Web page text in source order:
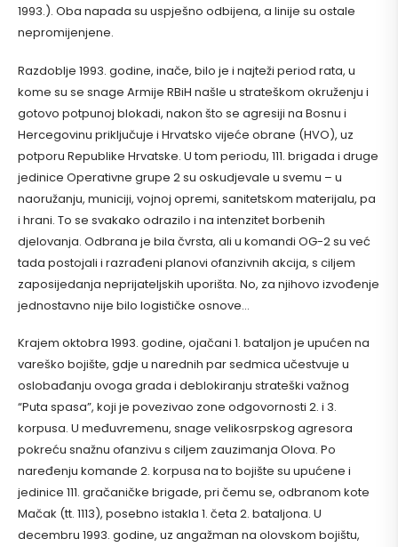
1993.). Oba napada su uspješno odbijena, a linije su ostale
nepromijenjene.
Razdoblje 1993. godine, inače, bilo je i najteži period rata, u
kome su se snage Armije RBiH našle u strateškom okruženju i
gotovo potpunoj blokadi, nakon što se agresiji na Bosnu i
Hercegovinu priključuje i Hrvatsko vijeće obrane (HVO), uz
potporu Republike Hrvatske. U tom periodu, 111. brigada i druge
jedinice Operativne grupe 2 su oskudjevale u svemu – u
naoružanju, municiji, vojnoj opremi, sanitetskom materijalu, pa
i hrani. To se svakako odrazilo i na intenzitet borbenih
djelovanja. Odbrana je bila čvrsta, ali u komandi OG-2 su već
tada postojali i razrađeni planovi ofanzivnih akcija, s ciljem
zaposijedanja neprijateljskih uporišta. No, za njihovo izvođenje
jednostavno nije bilo logističke osnove…
Krajem oktobra 1993. godine, ojačani 1. bataljon je upućen na
vareško bojište, gdje u narednih par sedmica učestvuje u
oslobađanju ovoga grada i deblokiranju strateški važnog
“Puta spasa”, koji je povezivao zone odgovornosti 2. i 3.
korpusa. U međuvremenu, snage velikosrpskog agresora
pokreću snažnu ofanzivu s ciljem zauzimanja Olova. Po
naređenju komande 2. korpusa na to bojište su upućene i
jedinice 111. gračaničke brigade, pri čemu se, odbranom kote
Mačak (tt. 1113), posebno istakla 1. četa 2. bataljona. U
decembru 1993. godine, uz angažman na olovskom bojištu,